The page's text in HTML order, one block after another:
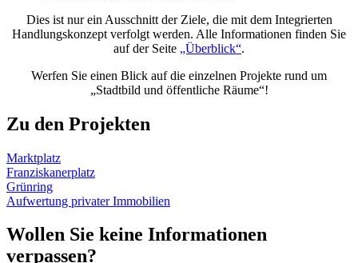
Dies ist nur ein Ausschnitt der Ziele, die mit dem Integrierten
Handlungskonzept verfolgt werden. Alle Informationen finden Sie
auf der Seite „Überblick“.
Werfen Sie einen Blick auf die einzelnen Projekte rund um
„Stadtbild und öffentliche Räume“!
Zu den Projekten
Marktplatz
Franziskanerplatz
Grünring
Aufwertung privater Immobilien
Wollen Sie keine Informationen
verpassen?